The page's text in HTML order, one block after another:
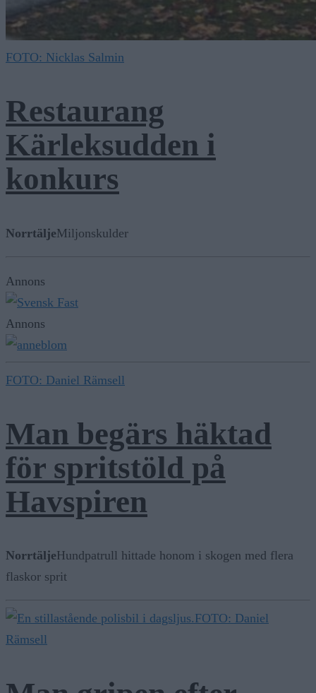
FOTO: Nicklas Salmin
Restaurang
Kärleksudden i
konkurs
NorrtäljeMiljonskulder
Annons
Annons
FOTO: Daniel Rämsell
Man begärs häktad
för spritstöld på
Havspiren
NorrtäljeHundpatrull hittade honom i skogen med flera
flaskor sprit
FOTO: Daniel
Rämsell